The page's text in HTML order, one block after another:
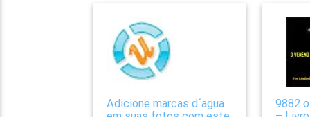
Adicione marcas d´agua
9882